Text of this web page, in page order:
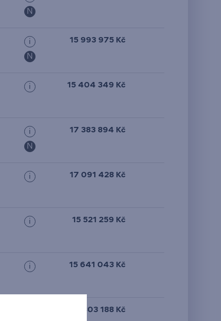
N
i
N
15 993 975 Kč
i 15 404 349 Kč
i
N
17 383 894 Kč
i 17 091 428 Kč
i 15 521 259 Kč
i 15 641 043 Kč
16 303 188 Kč